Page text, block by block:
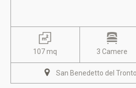
107 mq 3 Camere
San Benedetto del